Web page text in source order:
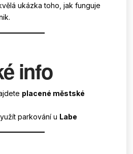
ukázka toho, jak funguje
info
placené městské
parkování u Labe